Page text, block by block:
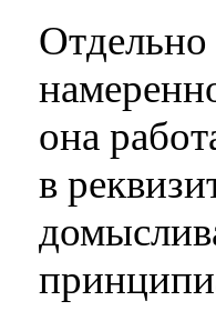
она
в